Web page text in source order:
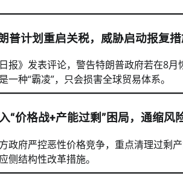
普计划重启关税，威胁启动报复
报》发表评论，警告特朗普政府若在8
一种“霸凌”，只会损害全球贸易体系。
“价格战+产能过剩”困局，通缩风
政府严控恶性价格竞争，重点清理过剩
侧结构性改革措施。